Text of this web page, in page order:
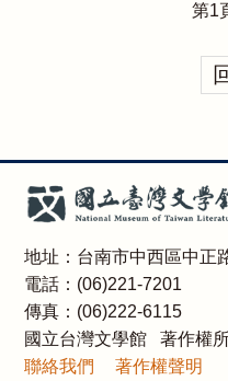
第1
地址：台南市中西區中正
電話：(06)221-7201
傳真：(06)222-6115
國立台灣文學館 著作權
聯絡我們
著作權聲明